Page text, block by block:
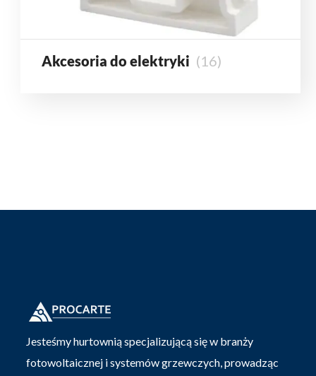
Akcesoria do elektryki (16)
Jesteśmy hurtownią specjalizującą się w branży
fotowoltaicznej i systemów grzewczych, prowadząc